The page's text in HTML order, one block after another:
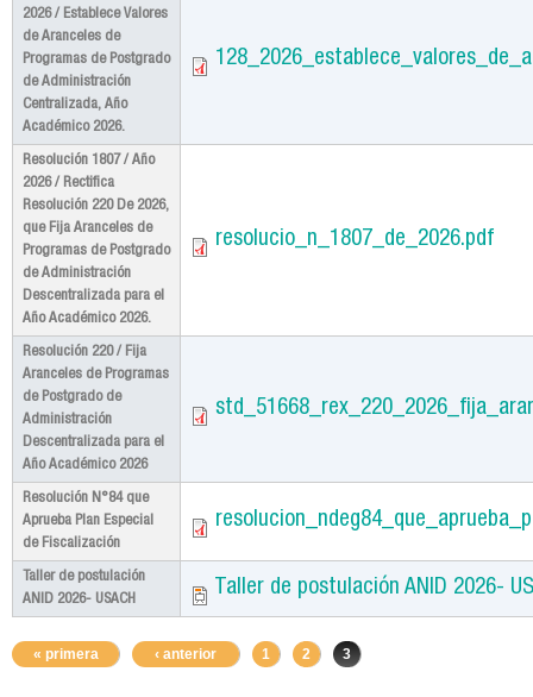
2026 / Establece Valores
de Aranceles de
Programas de Postgrado
de Administración
Centralizada, Año
Académico 2026.
Resolución 1807 / Año
2026 / Rectifica
Resolución 220 De 2026,
que Fija Aranceles de
Programas de Postgrado
de Administración
Descentralizada para el
Año Académico 2026.
resolucio_n_1807_de_2026.pdf
Resolución 220 / Fija
Aranceles de Programas
de Postgrado de
Administración
Descentralizada para el
Año Académico 2026
Resolución N°84 que
Aprueba Plan Especial
de Fiscalización
Taller de postulación
ANID 2026- USACH
Taller de postulación ANID 2026-
Pages
« primera ‹ anterior 1 2 3